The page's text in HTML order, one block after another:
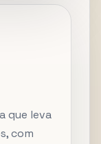
que leva
com